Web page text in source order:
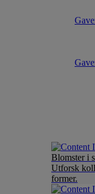
Blomster i
Utforsk
former.